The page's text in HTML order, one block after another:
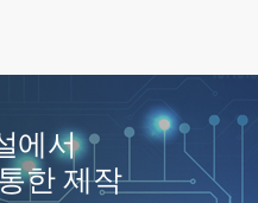
에서
한 제작